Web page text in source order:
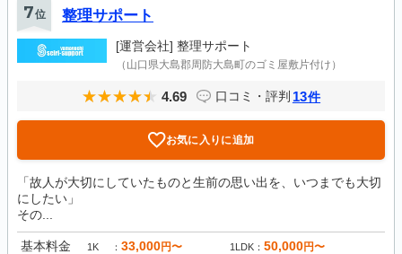
7位 整理サポート
[運営会社] 整理サポート
（山口県大島郡周防大島町のゴミ屋敷片付け）
4.69 口コミ・評判 13件
お気に入りに追加
「故人が大切にしていたものと生前の思い出を、いつまでも大切
にしたい」
その...
基本料金 1K 33,000円〜 1LDK 50,000円〜